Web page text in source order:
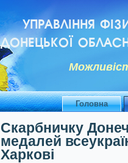
УПРАВЛІННЯ
ДОНЕЦЬКОЇ
Головна
Скарбничку
медалей
Харкові